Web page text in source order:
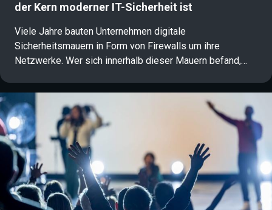
der Kern moderner IT-Sicherheit ist
Viele Jahre bauten Unternehmen digitale
Sicherheitsmauern in Form von Firewalls um ihre
Netzwerke. Wer sich innerhalb dieser Mauern befand,
Arbeitsweise aus Cloud-Diensten, Homeoffice und
mobilen Endgeräten funktioniert dieses Vorgehen jedoch
nicht mehr. Ein modernes Zero Trust Framework bricht
daher mit dem Prinzip des Vorschussvertrauens und
verlagert den Sicherheitsanker direkt an die Identität des
Nutzers und des Geräts.